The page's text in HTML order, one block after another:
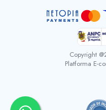
Unelte de masurat
Nivele cu laser si telemetre
Accesorii scule si unelte
Copyright
Platforma E-